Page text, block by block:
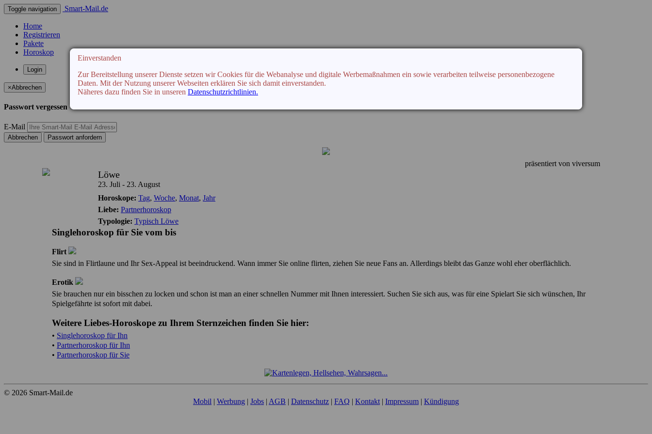
Toggle navigation Smart-Mail.de
Home
Registrieren
Pakete
Horoskop
Login
×Abbrechen
Passwort vergessen
E-Mail
Abbrechen Passwort anfordern
präsentiert von viversum
Löwe
23. Juli - 23. August
Horoskope: Tag, Woche, Monat, Jahr
Liebe: Partnerhoroskop
Typologie: Typisch Löwe
Singlehoroskop für Sie vom bis
Flirt
Sie sind in Flirtlaune und Ihr Sex-Appeal ist beeindruckend. Wann immer Sie online flirten, ziehen Sie neue Fans an. Allerdings bleibt das Ganze wohl eher oberflächlich.
Erotik
Sie brauchen nur ein bisschen zu locken und schon ist man an einer schnellen Nummer mit Ihnen interessiert. Suchen Sie sich aus, was für eine Spielart Sie sich wünschen, Ihr
Spielgefährte ist sofort mit dabei.
Weitere Liebes-Horoskope zu Ihrem Sternzeichen finden Sie hier:
• Singlehoroskop für Ihn
• Partnerhoroskop für Ihn
• Partnerhoroskop für Sie
© 2026 Smart-Mail.de
Mobil | Werbung | Jobs | AGB | Datenschutz | FAQ | Kontakt | Impressum | Kündigung
Einverstanden
Zur Bereitstellung unserer Dienste setzen wir Cookies für die Webanalyse und digitale Werbemaßnahmen ein sowie verarbeiten teilweise personenbezogene
Daten. Mit der Nutzung unserer Webseiten erklären Sie sich damit einverstanden.
Näheres dazu finden Sie in unseren Datenschutzrichtlinien.